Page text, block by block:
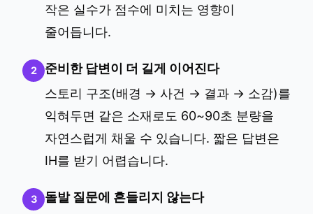
작은 실수가 점수에 미치는 영향이
줄어듭니다.
2
준비한 답변이 더 길게 이어진다
스토리 구조(배경 → 사건 → 결과 → 소감)를
익혀두면 같은 소재로도 60~90초 분량을
자연스럽게 채울 수 있습니다. 짧은 답변은
IH를 받기 어렵습니다.
3
돌발 질문에 흔들리지 않는다